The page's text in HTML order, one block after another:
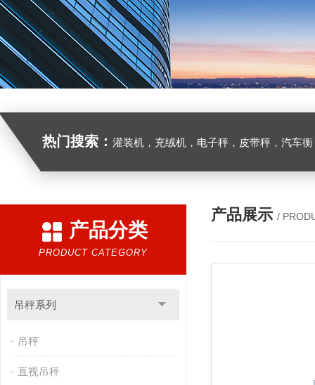
热门搜索： 灌装机，充绒机，电子秤，皮带秤，汽车
产品分类
PRODUCT CATEGORY
吊秤系列
吊秤
直视吊秤
产品展示 /